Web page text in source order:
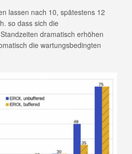
lassen nach 10, spätestens 12
so dass sich die
dramatisch erhöhen
die wartungsbedingten